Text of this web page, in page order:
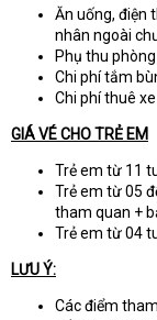
Ăn uống, điện
nhân ngoài
Phụ thu
Chi phí tắm
Chi phí thuê
GIÁ VÉ CHO TRẺ EM
Trẻ em từ 11
Trẻ em từ 05
tham quan +
Trẻ em từ 04
LƯU Ý:
Các điểm